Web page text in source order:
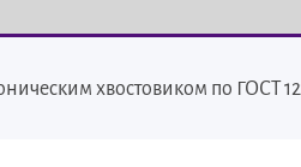
хвостовиком по ГОСТ